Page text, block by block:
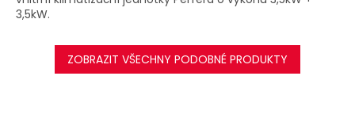
3,5kW.
ZOBRAZIT VŠECHNY PODOBNÉ PRODUKTY